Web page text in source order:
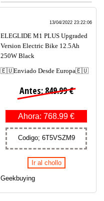
13/04/2022 23:22:06
ELEGLIDE M1 PLUS Upgraded
Version Electric Bike 12.5Ah
250W Black
🇪🇺Enviado Desde Europa🇪🇺
Antes: 849.99 €
Ahora: 768.99 €
Codigo; 6T5VSZM9
Ir al chollo
Geekbuying